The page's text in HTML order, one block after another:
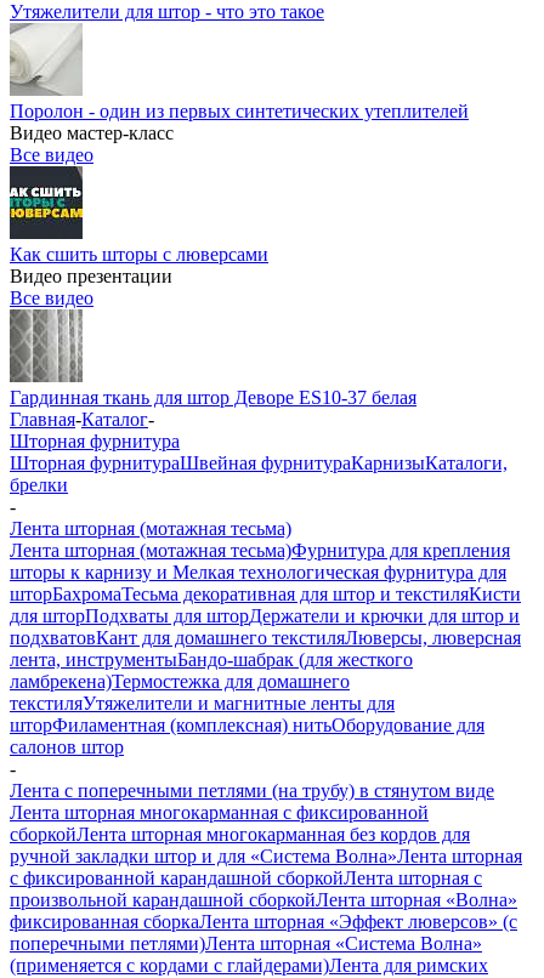
Утяжелители для штор - что это такое
Поролон - один из первых синтетических утеплителей
Видео мастер-класс
Все видео
Как сшить шторы с люверсами
Видео презентации
Все видео
Гардинная ткань для штор Деворе ES10-37 белая
Главная-Каталог-
Шторная фурнитура
Шторная фурнитураШвейная фурнитураКарнизыКаталоги,
брелки
-
Лента шторная (мотажная тесьма)
Лента шторная (мотажная тесьма)Фурнитура для крепления
шторы к карнизу и Мелкая технологическая фурнитура для
шторБахромаТесьма декоративная для штор и текстиляКисти
для шторПодхваты для шторДержатели и крючки для штор и
подхватовКант для домашнего текстиляЛюверсы, люверсная
лента, инструментыБандо-шабрак (для жесткого
ламбрекена)Термостежка для домашнего
текстиляУтяжелители и магнитные ленты для
шторФиламентная (комплексная) нитьОборудование для
салонов штор
-
Лента с поперечными петлями (на трубу) в стянутом виде
Лента шторная многокарманная с фиксированной
сборкойЛента шторная многокарманная без кордов для
ручной закладки штор и для «Система Волна»Лента шторная
с фиксированной карандашной сборкойЛента шторная с
произвольной карандашной сборкойЛента шторная «Волна»
фиксированная сборкаЛента шторная «Эффект люверсов» (с
поперечными петлями)Лента шторная «Система Волна»
(применяется с кордами с глайдерами)Лента для римских